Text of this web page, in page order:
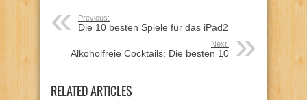
Previous:
Die 10 besten Spiele für das iPad2
Next:
Alkoholfreie Cocktails: Die besten 10
RELATED ARTICLES